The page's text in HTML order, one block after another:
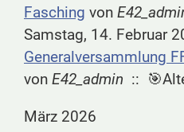
Fasching von
Samstag, 14. Februar
Generalversammlung
von E42_admin ::
März 2026